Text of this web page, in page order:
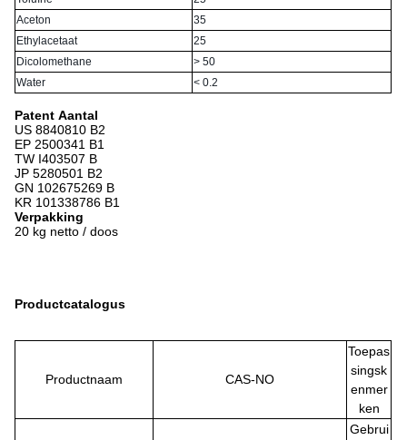
Aceton
35
Ethylacetaat
25
Dicolomethane
> 50
Water
< 0.2
Patent Aantal
US 8840810 B2
EP 2500341 B1
TW I403507 B
JP 5280501 B2
GN 102675269 B
KR 101338786 B1
Verpakking
20 kg netto / doos
Productcatalogus
Productnaam CAS-NO
Toepas
singsk
enmer
ken
Gebrui